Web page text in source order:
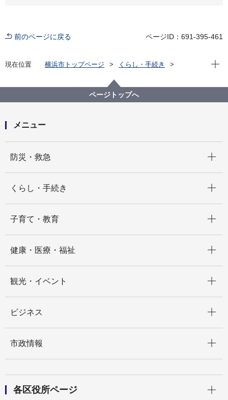
前のページに戻る ページID：691-395-461
現在位置 横浜市トップページ
くらし・手続き
横浜市の自転車政策について
横浜市広域シェアサイクル事業社会実験【終了しまし
た】
現在
ページトップへ
メニュー
防災・救急
くらし・手続き
子育て・教育
健康・医療・福祉
観光・イベント
ビジネス
市政情報
各区役所ページ